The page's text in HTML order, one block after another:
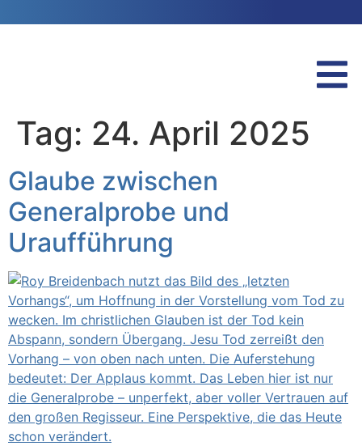
Tag: 24. April 2025
Glaube zwischen
Generalprobe und
Uraufführung